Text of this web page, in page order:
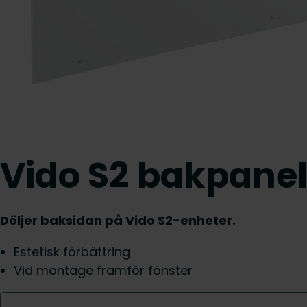
Vido S2 bakpanel
Döljer baksidan på Vido S2-enheter.
Estetisk förbättring
Vid montage framför fönster